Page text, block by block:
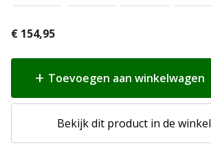
€ 154,95
Toevoegen aan winkelwagen
Bekijk dit product in de winkel